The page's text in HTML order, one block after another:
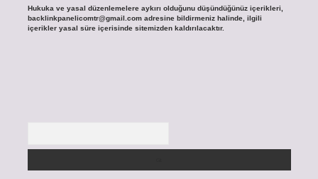
Hukuka ve yasal düzenlemelere aykırı olduğunu düşündüğünüz içerikleri,
backlinkpanelicomtr@gmail.comadresine bildirmeniz halinde, ilgili
içerikler yasal süre içerisinde sitemizden kaldırılacaktır.